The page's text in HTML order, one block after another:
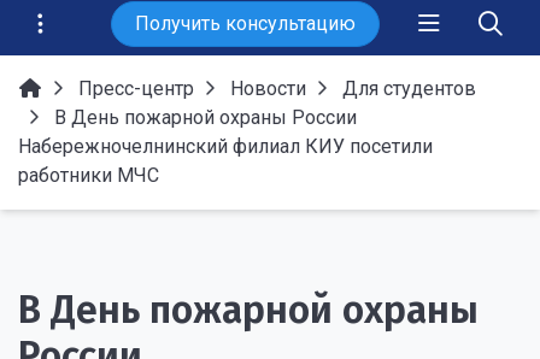
Получить консультацию
Пресс-центр Новости
Для студентов
В День пожарной охраны России
Набережночелнинский филиал КИУ посетили
работники МЧС
В День пожарной охраны